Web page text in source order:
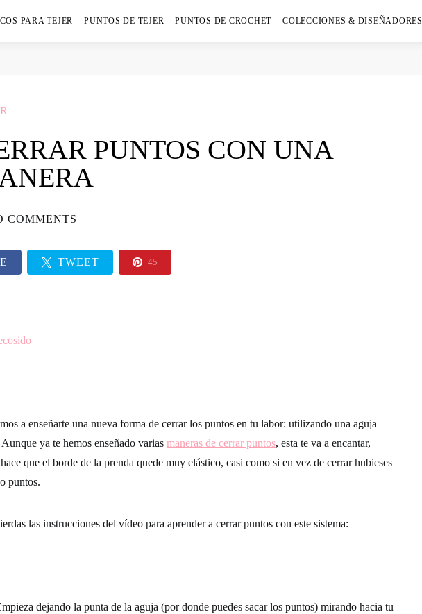
PARA TEJER PUNTOS DE TEJER PUNTOS DE CROCHET COLECCIONES & DISEÑADORES
PUNTOS CON UNA
COMMENTS
TWEET 45
a enseñarte una nueva forma de cerrar los puntos en tu labor: utilizando una aguja
ya te hemos enseñado varias maneras de cerrar puntos, esta te va a encantar,
que el borde de la prenda quede muy elástico, casi como si en vez de cerrar hubieses
puntos.
las instrucciones del vídeo para aprender a cerrar puntos con este sistema:
dejando la punta de la aguja (por donde puedes sacar los puntos) mirando hacia tu